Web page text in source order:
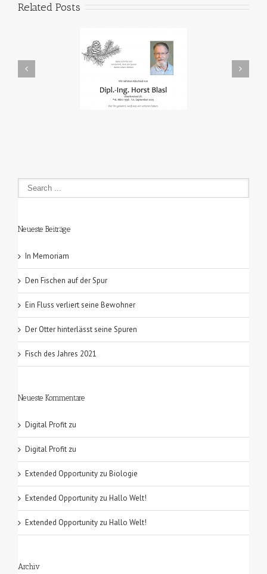
Related Posts
Den Fischen auf der Spur
Neueste Beiträge
In Memoriam
Den Fischen auf der Spur
Ein Fluss verliert seine Bewohner
Der Otter hinterlässt seine Spuren
Fisch des Jahres 2021
Neueste Kommentare
Digital Profit zu
Digital Profit zu
Extended Opportunity zu Biologie
Extended Opportunity zu Hallo Welt!
Extended Opportunity zu Hallo Welt!
Archiv